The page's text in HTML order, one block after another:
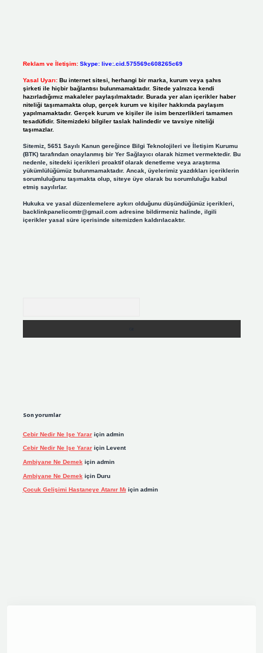
Reklam ve İletişim: Skype: live:.cid.575569c608265c69
Yasal Uyarı: Bu internet sitesi, herhangi bir marka, kurum veya şahıs
şirketi ile hiçbir bağlantısı bulunmamaktadır. Sitede yalnızca kendi
hazırladığımız makaleler paylaşılmaktadır. Burada yer alan içerikler haber
niteliği taşımamakta olup, gerçek kurum ve kişiler hakkında paylaşım
yapılmamaktadır. Gerçek kurum ve kişiler ile isim benzerlikleri tamamen
tesadüfidir. Sitemizdeki bilgiler taslak halindedir ve tavsiye niteliği
taşımazlar.
Sitemiz, 5651 Sayılı Kanun gereğince Bilgi Teknolojileri ve İletişim Kurumu
(BTK) tarafından onaylanmış bir Yer Sağlayıcı olarak hizmet vermektedir. Bu
nedenle, sitedeki içerikleri proaktif olarak denetleme veya araştırma
yükümlülüğümüz bulunmamaktadır. Ancak, üyelerimiz yazdıkları içeriklerin
sorumluluğunu taşımakta olup, siteye üye olarak bu sorumluluğu kabul
etmiş sayılırlar.
Hukuka ve yasal düzenlemelere aykırı olduğunu düşündüğünüz içerikleri,
backlinkpanelicomtr@gmail.comadresine bildirmeniz halinde, ilgili
içerikler yasal süre içerisinde sitemizden kaldırılacaktır.
Son yorumlar
Cebir Nedir Ne Işe Yarariçin admin
Cebir Nedir Ne Işe Yarariçin Levent
Ambiyane Ne Demek için admin
Ambiyane Ne Demek için Duru
Çocuk Gelişimi Hastaneye Atanır Mı için admin